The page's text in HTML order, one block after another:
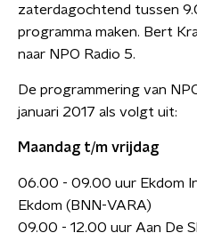
zaterdagochtend tussen
programma maken. Bert
naar NPO Radio 5.
De programmering van
januari 2017 als volgt uit:
Maandag t/m vrijdag
06.00 - 09.00 uur Ekdom
Ekdom (BNN-VARA)
09.00 - 12.00 uur Aan De